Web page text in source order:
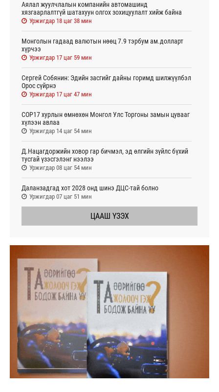
Аялал жуулчлалын компанийн автомашинд
хязгаарлалтгүй шатахуун олгох зохицуулалт хийж байна
Уржигдар 18 цаг 38 мин
Монголын гадаад валютын нөөц 7.9 тэрбум ам.долларт
хүрчээ
Уржигдар 17 цаг 59 мин
Сергей Собянин: Эдийн засгийг дайны горимд шилжүүлбэл
Орос сүйрнэ
Уржигдар 17 цаг 47 мин
COP17 хурлын өмнөхөн Монгол Улс Торгоны замын цувааг
хүлээн авлаа
Уржигдар 14 цаг 54 мин
Д.Нацагдоржийн ховор гар бичмэл, эд өлгийн зүйлс бүхий
тусгай үзэсгэлэнг нээлээ
Уржигдар 08 цаг 54 мин
Даланзадгад хот 2028 онд шинэ ДЦС-тай болно
Уржигдар 07 цаг 51 мин
ЦААШ ҮЗЭХ